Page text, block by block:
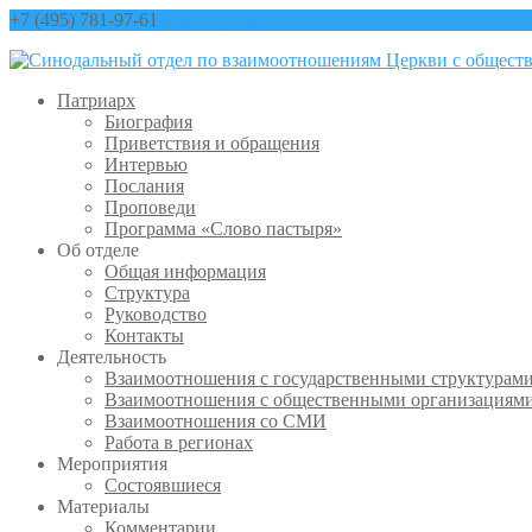
+7 (495) 781-97-61
Патриарх
Биография
Приветствия и обращения
Интервью
Послания
Проповеди
Программа «Слово пастыря»
Об отделе
Общая информация
Структура
Руководство
Контакты
Деятельность
Взаимоотношения с государственными
Взаимоотношения с общественными
Взаимоотношения со СМИ
Работа в регионах
Мероприятия
Состоявшиеся
Материалы
Комментарии